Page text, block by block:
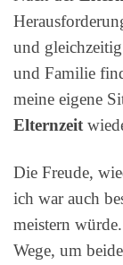
und
und Familie
meine eigene
Elternzeit
Die Freude,
ich war auch
meistern
Wege, um